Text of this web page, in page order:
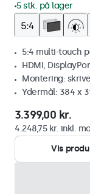
5 stk. på lager
5:4 multi-touch
HDMI,
Montering:
Ydermål: 384 x
3.399,00 kr.
4.248,75 kr. inkl.
Vis